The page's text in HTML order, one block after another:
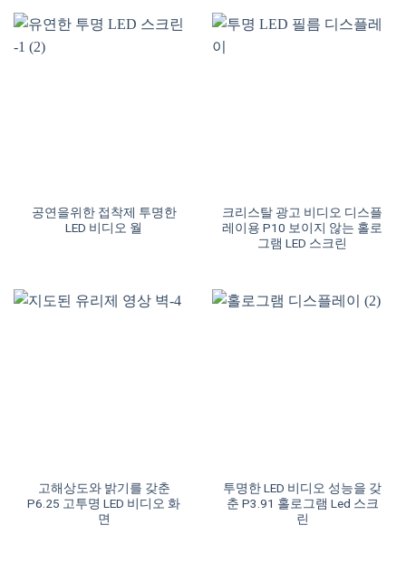
공연을위한 접착제 투명한
LED 비디오 월
크리스탈 광고 비디오 디스플
레이용 P10 보이지 않는 홀로
그램 LED 스크린
고해상도와 밝기를 갖춘
P6.25 고투명 LED 비디오 화
면
투명한 LED 비디오 성능을 갖
춘 P3.91 홀로그램 Led 스크
린